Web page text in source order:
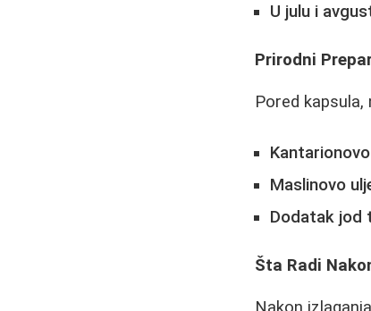
U julu i
Prirodni
Pored
Maslinovo
Dodatak jod
Šta Radi